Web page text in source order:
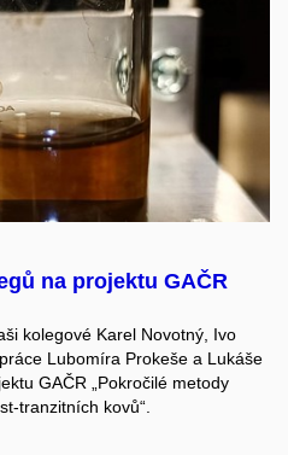
na projektu GAČR
kolegové Karel Novotný, Ivo
Lubomíra Prokeše a Lukáše
GAČR „Pokročilé metody
tranzitních kovů“.